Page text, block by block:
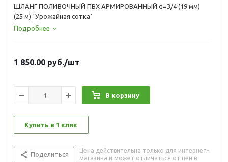
ШЛАНГ ПОЛИВОЧНЫЙ ПВХ АРМИРОВАННЫЙ d=3/4 (19 мм)
(25 м) `Урожайная сотка`
Подробнее
1 850.00 руб./шт
В корзину
Купить в 1 клик
Поделиться
Цена действительна только для интернет-
магазина и может отличаться от цен в